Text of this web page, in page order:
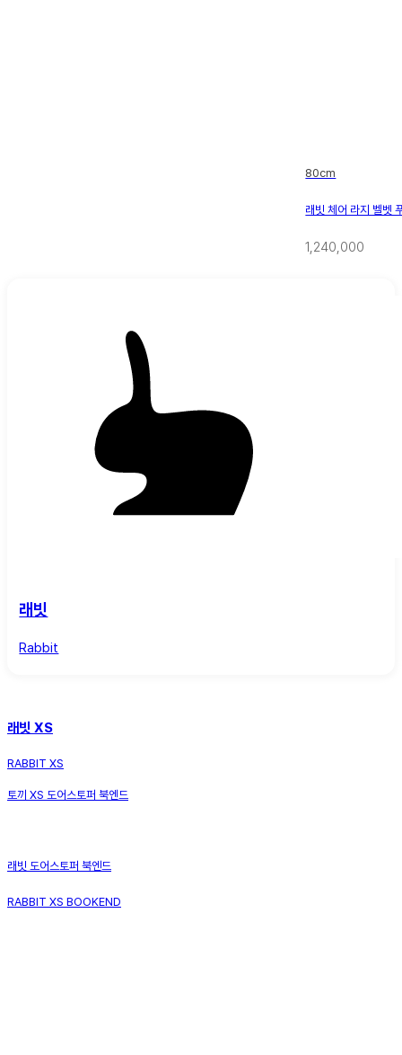
80cm
래빗 체어 라지 벨벳
1,240,000
래빗
Rabbit
래빗 XS
RABBIT XS
토끼 XS 도어스토퍼 북엔드
래빗 도어스토퍼 북엔드
RABBIT XS BOOKEND